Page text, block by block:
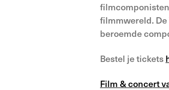
filmmwereld.
beroemde
Bestel je tickets
Film & concert